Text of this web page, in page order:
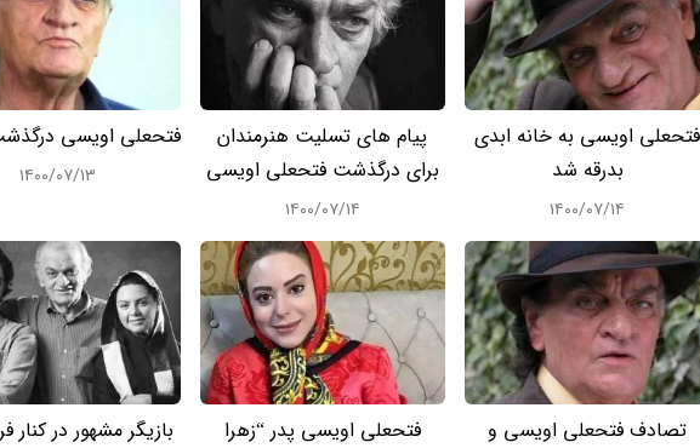
فتحعلی اویسی به خانه ابدی
بدرقه شد
۱۴۰۰/۰۷/۱۴
پیام های تسلیت هنرمندان
برای درگذشت فتحعلی اویسی
۱۴۰۰/۰۷/۱۴
فتحعلی اویسی
۱۴۰۰/۰۷/۱۳
تصادف فتحعلی اویسی و
فتحعلی اویسی پدر “زهرا
بازیگر مشهور در کنار